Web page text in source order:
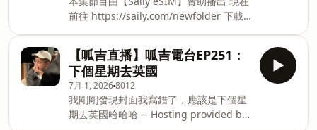
用租；小工具，用買。 依照使用需求，選
擇最適合的方式，也是 MXM 希望傳遞的
工具觀念。 🎁 《新資料夾》觀眾專屬優
惠 🔧 全館工具商品 8 折(優惠
碼:newfolder) ⚡ 電動工具租賃「首租運
費現折 NT$100」(優惠碼:
管理，要把睡眠算進去，睡不好，隔天不
只是精神差，頭皮容易油，臉色容易暗，
身體也比 較悶，早上醒來，像還沒休息
夠，就又被生活推著往前走。很多人的睡
不好，常常從枕頭開始，太悶、太高、太
低、支撐不對，半夜翻來翻去，人明明躺
在床上，脖子還在用力，腦袋也沒有真正
安靜。 zZSLEEPER -2°C 涼感忘憂枕，兼
顧支撐、柔軟和透氣，三種高度，適合仰
前往 https://saily.com/newfolder 下載
[newfolder] 立即享有專屬 eSIM 方案 85
折優惠! 溫馨提醒：手機是否支援 eSIM
需依「具體機型／地區版本」判斷，想購
買 Saily 的觀眾，可以至官網查看支援裝
置型號 #SailyeSIM 【本集重點】 Oi Oi
Oi 看來你不會餓 手指可以治打嗝 國際音
【呱吉直播】呱吉電台EP251：
下個星期去英國
7月 1, 20268012
我剛剛發現封面我寫錯了，應該是下個星
期去英國哈哈哈 -- Hosting provided by